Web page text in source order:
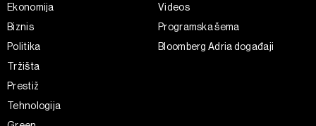
Ekonomija
Biznis
Politika
Tržišta
Prestiž
Tehnologija
Videos
Programska šema
Bloomberg Adria događaji